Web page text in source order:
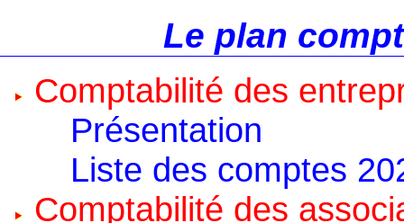
Le plan
Comptabilité des
Présentation
Liste des comptes
Comptabilité des